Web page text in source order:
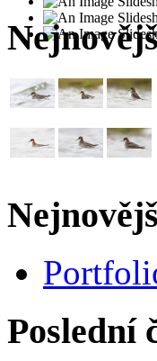
Poslední